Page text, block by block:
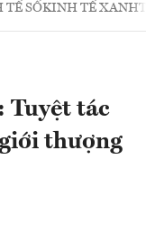
TẾ SỐKINH TẾ XANH
Tuyệt tác
thượng